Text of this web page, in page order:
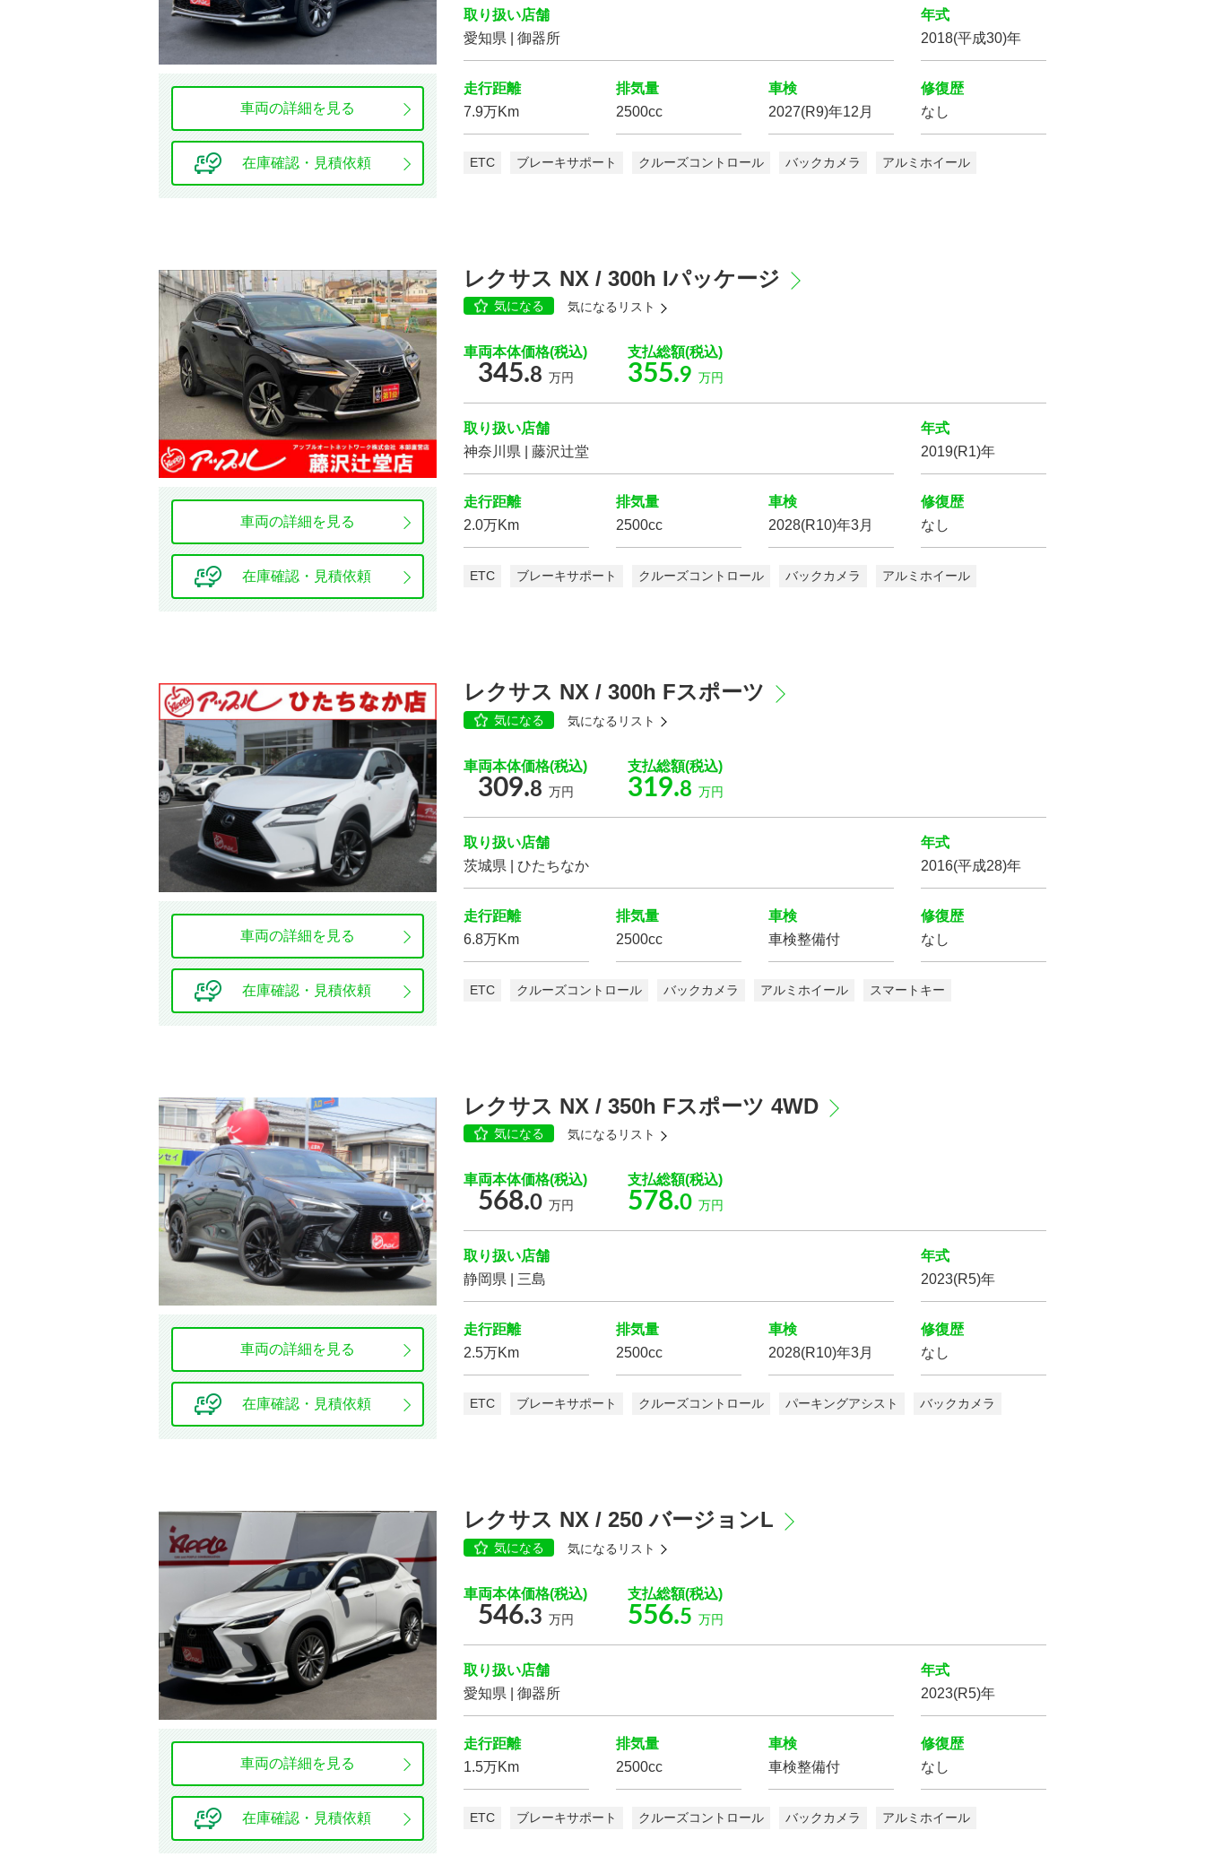
オーディオ関連
基本装備
キーレス エントリー スマートキー パワーウインドウ パワー ステアリング
安全装置・サポート
ABS クルーズコントロール パーキングアシスト
障害物センサー エアバッグ エアバッグ
カーテンエアバッグ フロントカメラ バックカメラ
全周囲カメラ
環境装備・福祉装備
アイドリングストップ エコカー減税 対象車 電動リアゲート リフトアップ
フルエアロ ローダウン アルミホイール
シート関連
フルフラットシート 3列シート ウォークスルー
本革シート ベンチシート
シートエアコン
取り扱い店舗
愛知県 | 御器所
年式
2018(平成30)年
走行距離
7.9万Km
排気量
2500cc
車検
2027(R9)年12月
修復歴
なし
ETC ブレーキサポート クルーズコントロール バックカメラ アルミホイール
車両の詳細を見る
在庫確認・見積依頼
レクサス NX / 300h Iパッケージ
気になる 気になるリスト
車両本体価格(税込)
345.8 万円
支払総額(税込)
355.9 万円
取り扱い店舗
神奈川県 | 藤沢辻堂
年式
2019(R1)年
走行距離
2.0万Km
排気量
2500cc
車検
2028(R10)年3月
修復歴
なし
ETC ブレーキサポート クルーズコントロール バックカメラ アルミホイール
車両の詳細を見る
在庫確認・見積依頼
レクサス NX / 300h Fスポーツ
気になる 気になるリスト
車両本体価格(税込)
309.8 万円
支払総額(税込)
319.8 万円
取り扱い店舗
茨城県 | ひたちなか
年式
2016(平成28)年
走行距離
6.8万Km
排気量
2500cc
車検
車検整備付
修復歴
なし
ETC クルーズコントロール バックカメラ アルミホイール スマートキー
車両の詳細を見る
在庫確認・見積依頼
レクサス NX / 350h Fスポーツ 4WD
気になる 気になるリスト
車両本体価格(税込)
568.0 万円
支払総額(税込)
578.0 万円
取り扱い店舗
静岡県 | 三島
年式
2023(R5)年
走行距離
2.5万Km
排気量
2500cc
車検
2028(R10)年3月
修復歴
なし
ETC ブレーキサポート クルーズコントロール パーキングアシスト バックカメラ
車両の詳細を見る
在庫確認・見積依頼
レクサス NX / 250 バージョンL
気になる 気になるリスト
車両本体価格(税込)
546.3 万円
支払総額(税込)
556.5 万円
取り扱い店舗
愛知県 | 御器所
年式
2023(R5)年
走行距離
1.5万Km
排気量
2500cc
車検
車検整備付
修復歴
なし
ETC ブレーキサポート クルーズコントロール バックカメラ アルミホイール
車両の詳細を見る
在庫確認・見積依頼